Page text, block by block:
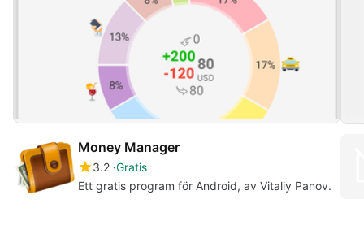
Money Manager
3.2 Gratis
Ett gratis program för Android, av Vitaliy Panov.